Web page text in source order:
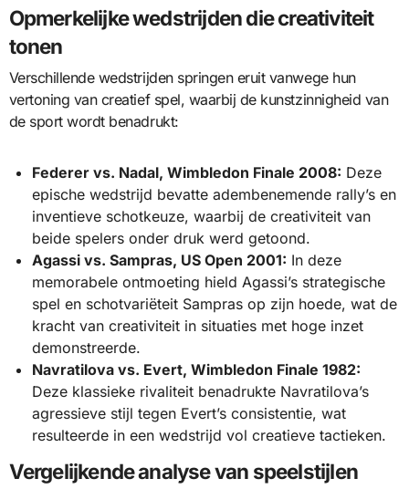
Opmerkelijke wedstrijden die creativiteit
tonen
Verschillende wedstrijden springen eruit vanwege hun
vertoning van creatief spel, waarbij de kunstzinnigheid van
de sport wordt benadrukt:
Federer vs. Nadal, Wimbledon Finale 2008: Deze
epische wedstrijd bevatte adembenemende rally’s en
inventieve schotkeuze, waarbij de creativiteit van
beide spelers onder druk werd getoond.
Agassi vs. Sampras, US Open 2001: In deze
memorabele ontmoeting hield Agassi’s strategische
spel en schotvariëteit Sampras op zijn hoede, wat de
kracht van creativiteit in situaties met hoge inzet
demonstreerde.
Navratilova vs. Evert, Wimbledon Finale 1982:
Deze klassieke rivaliteit benadrukte Navratilova’s
agressieve stijl tegen Evert’s consistentie, wat
resulteerde in een wedstrijd vol creatieve tactieken.
Vergelijkende analyse van speelstijlen